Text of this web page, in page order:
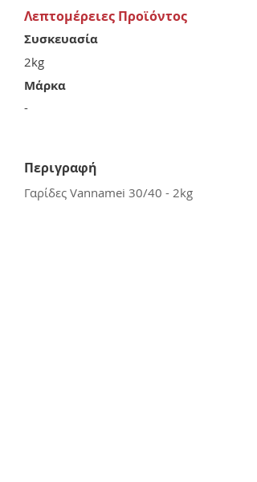
Λεπτομέρειες Προϊόντος
Συσκευασία
2kg
Μάρκα
-
Περιγραφή
Γαρίδες Vannamei 30/40 - 2kg